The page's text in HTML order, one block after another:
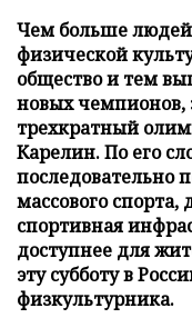
Чем больше людей
физической
общество и тем
новых чемпионов,
трехкратный
Карелин. По его
последовательно
массового спорта,
спортивная
доступнее для
эту субботу в
физкультурника.